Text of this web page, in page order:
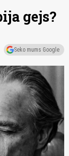
gejs?
Seko mums Google